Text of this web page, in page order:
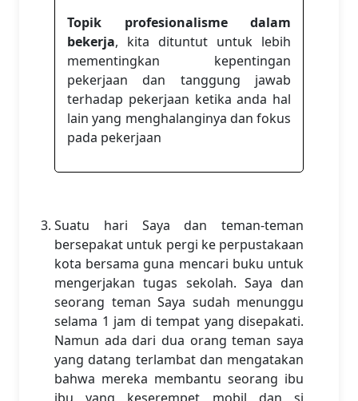
Topik profesionalisme dalam
bekerja, kita dituntut untuk lebih
mementingkan kepentingan
pekerjaan dan tanggung jawab
terhadap pekerjaan ketika anda hal
lain yang menghalanginya dan fokus
pada pekerjaan
Suatu hari Saya dan teman-teman
bersepakat untuk pergi ke perpustakaan
kota bersama guna mencari buku untuk
mengerjakan tugas sekolah. Saya dan
seorang teman Saya sudah menunggu
selama 1 jam di tempat yang disepakati.
Namun ada dari dua orang teman saya
yang datang terlambat dan mengatakan
bahwa mereka membantu seorang ibu